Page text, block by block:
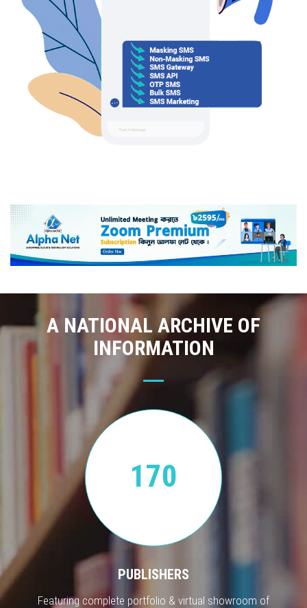
A NATIONAL ARCHIVE OF
INFORMATION
170
PUBLISHERS
Featuring complete portfolio & virtual showroom of